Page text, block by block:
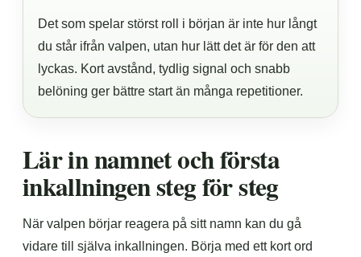
Det som spelar störst roll i början är inte hur långt
du står ifrån valpen, utan hur lätt det är för den att
lyckas. Kort avstånd, tydlig signal och snabb
belöning ger bättre start än många repetitioner.
Lär in namnet och första
inkallningen steg för steg
När valpen börjar reagera på sitt namn kan du gå
vidare till själva inkallningen. Börja med ett kort ord